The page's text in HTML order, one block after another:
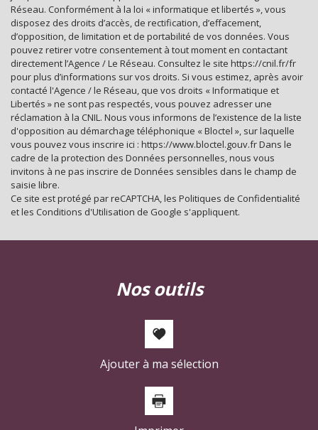
Habitants de 25 à 55 ans
35,08 %
Habitants de plus de 55 ans
36,62 %
Nombre d'enfants par famille
0,88
Familles sans enfant
52,07 %
Familles avec 1 ou 2 enfants
2,25 %
Maisons
22,25 %
Appartements
77,75 %
Familles avec 3 enfants
6,99 %
Réseau. Conformément à la loi « informatique et libertés », vous
disposez des droits d’accès, de rectification, d’effacement,
d’opposition, de limitation et de portabilité de vos données. Vous
pouvez retirer votre consentement à tout moment en contactant
directement l’Agence / Le Réseau. Consultez le site https://cnil.fr/fr
pour plus d’informations sur vos droits. Si vous estimez, après avoir
contacté l'Agence / le Réseau, que vos droits « Informatique et
Libertés » ne sont pas respectés, vous pouvez adresser une
réclamation à la CNIL. Nous vous informons de l’existence de la liste
d'opposition au démarchage téléphonique « Bloctel », sur laquelle
vous pouvez vous inscrire ici : https://www.bloctel.gouv.fr Dans le
cadre de la protection des Données personnelles, nous vous
invitons à ne pas inscrire de Données sensibles dans le champ de
saisie libre.
Ce site est protégé par reCAPTCHA, les Politiques de Confidentialité
et les Conditions d'Utilisation de Google s'appliquent.
nos outils
Ajouter à ma sélection